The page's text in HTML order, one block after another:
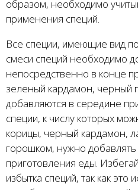
образом, необходимо
применения специй.
Все специи, имеющие вид
смеси специй необходимо
непосредственно в конце
зеленый кардамон, черный
добавляются в середине
специи, к числу которых
корицы, черный кардамон,
горошком, нужно
приготовления еды.
избытка специй, так как